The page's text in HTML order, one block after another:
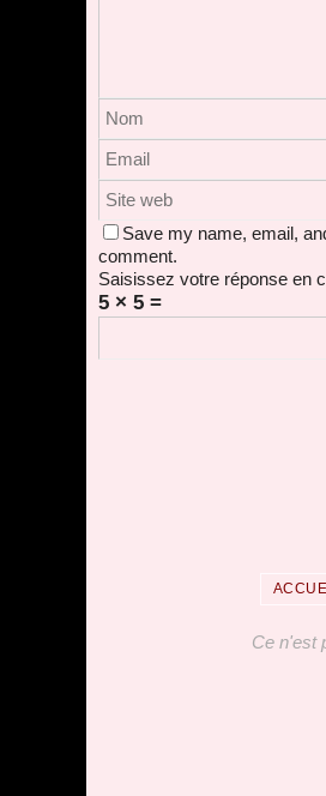
Save my name, email,
comment.
Saisissez votre réponse en
5 × 5 =
Ce n'est